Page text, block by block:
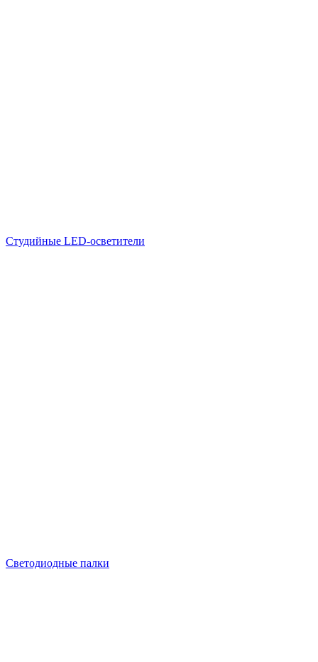
Студийные LED-осветители
Светодиодные палки